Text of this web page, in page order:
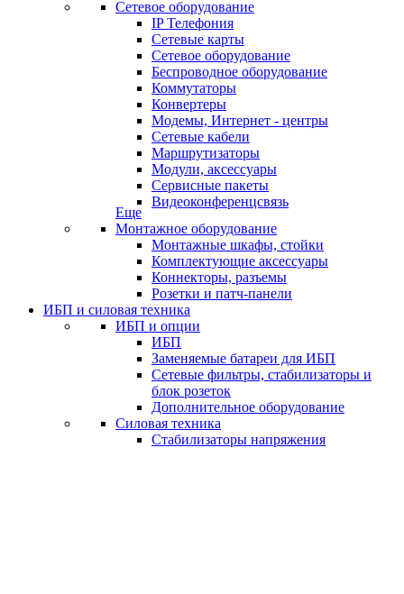
Сетевое оборудование
IP Телефония
Сетевые карты
Сетевое оборудование
Беспроводное оборудование
Коммутаторы
Конвертеры
Модемы, Интернет - центры
Сетевые кабели
Маршрутизаторы
Модули, аксессуары
Сервисные пакеты
Видеоконференцсвязь
Еще
Монтажное оборудование
Монтажные шкафы, стойки
Комплектующие аксессуары
Коннекторы, разъемы
Розетки и патч-панели
ИБП и силовая техника
ИБП и опции
ИБП
Заменяемые батареи для ИБП
Сетевые фильтры, стабилизаторы и
блок розеток
Дополнительное оборудование
Силовая техника
Стабилизаторы напряжения